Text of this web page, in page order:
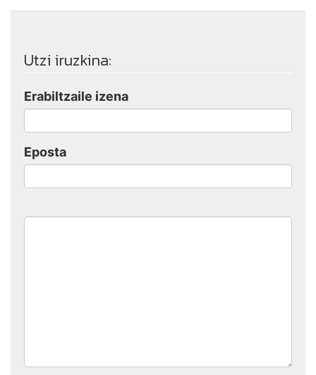
Utzi iruzkina:
Erabiltzaile izena
Eposta